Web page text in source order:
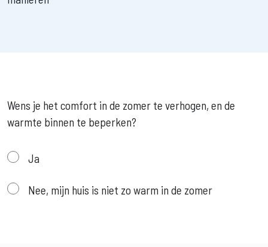
Wens je het comfort in de zomer te verhogen, en de
warmte binnen te beperken?
Ja
Nee, mijn huis is niet zo warm in de zomer